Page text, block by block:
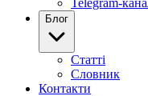
Telegram-
Блог
Статті
Словник
Контакти